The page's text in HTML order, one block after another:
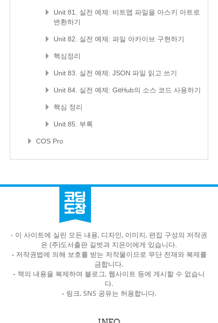
Unit 81. 실전 예제: 비트맵 파일을 아스키 아트로
변환하기
Unit 82. 실전 예제: 파일 아카이브 구현하기
핵심정리
Unit 83. 실전 예제: JSON 파일 읽고 쓰기
Unit 84. 실전 예제: GitHub의 소스 코드 사용하기
핵심 정리
Unit 85. 부록
COS Pro
- 이 사이트에 실린 모든 내용, 디자인, 이미지, 편집 구성의 저작권
은 (주)도서출판 길벗과 지은이에게 있습니다.
- 저작권법에 의해 보호를 받는 저작물이므로 무단 전재와 복제를
금합니다.
- 책의 내용을 복제하여 블로그, 웹사이트 등에 게시할 수 없습니
다.
- 링크, SNS 공유는 허용합니다.